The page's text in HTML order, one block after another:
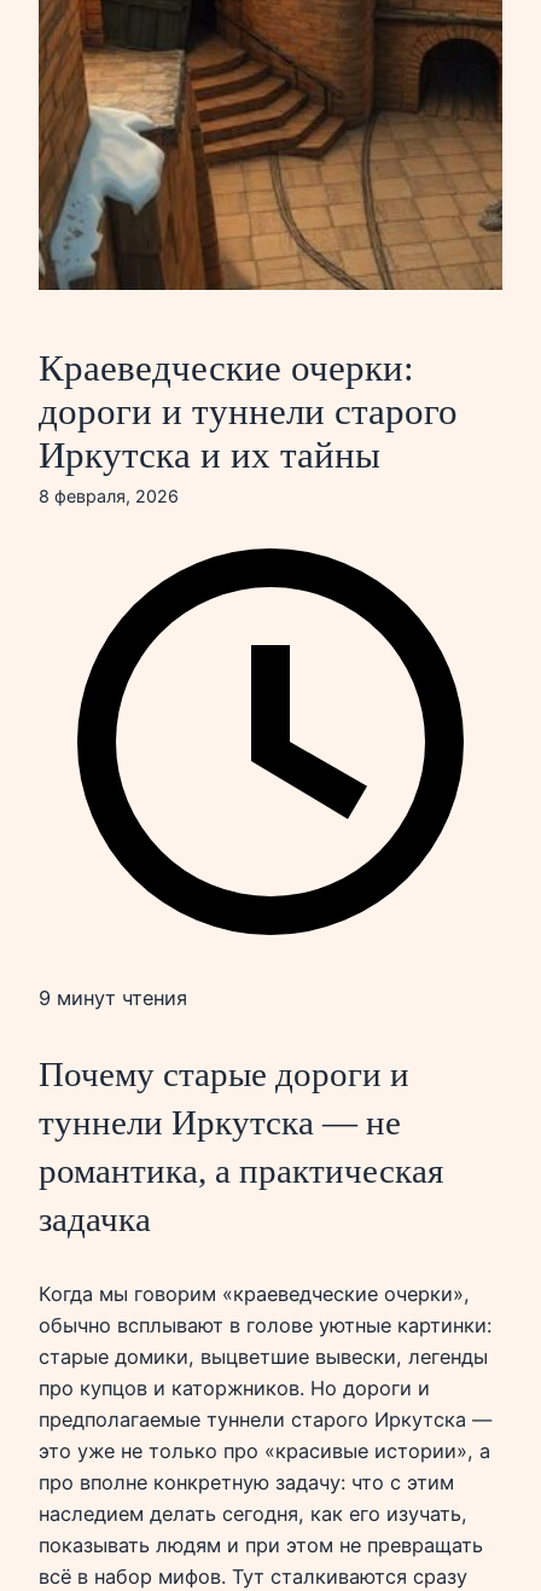
Краеведческие очерки:
дороги и туннели старого
Иркутска и их тайны
8 февраля, 2026
9 минут чтения
Почему старые дороги и
туннели Иркутска — не
романтика, а практическая
задачка
Когда мы говорим «краеведческие очерки»,
обычно всплывают в голове уютные картинки:
старые домики, выцветшие вывески, легенды
про купцов и каторжников. Но дороги и
предполагаемые туннели старого Иркутска —
это уже не только про «красивые истории», а
про вполне конкретную задачу: что с этим
наследием делать сегодня, как его изучать,
показывать людям и при этом не превращать
всё в набор мифов. Тут сталкиваются сразу